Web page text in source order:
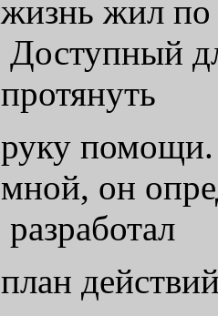
жизнь жил по
Доступный
протянуть
руку помощи.
мной, он
разработал
план